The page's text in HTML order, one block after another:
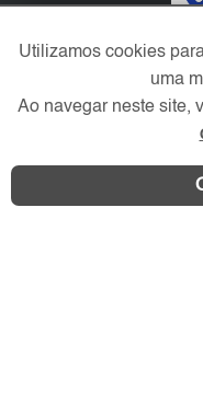
Utilizamos cookies
uma
Ao navegar neste site,